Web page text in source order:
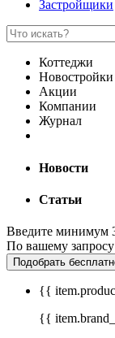
Застройщики
Коттеджи
Новостройки
Акции
Компании
Журнал
Новости
Статьи
Введите минимум
По вашему
Подобрать
{{
{{